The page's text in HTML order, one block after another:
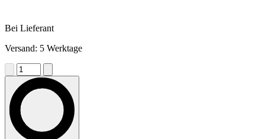
Bei Lieferant
Versand: 5 Werktage